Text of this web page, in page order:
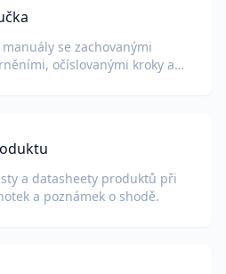
se zachovanými
očíslovanými kroky a
a datasheety produktů při
a poznámek o shodě.